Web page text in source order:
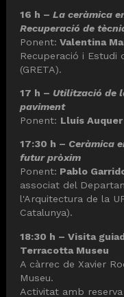
16 h – La ceràmica
Recuperació de
Ponent: Valentina
Recuperació i Estudi
(GRETA).
17 h – Utilització de
paviment
Ponent: Lluís
17:30 h – Ceràmica
futur pròxim
Ponent: Pablo
associat del
l'Arquitectura de la
Catalunya).
18:30 h – Visita
Terracotta Museu
A càrrec de Xavier
Museu.
Activitat amb